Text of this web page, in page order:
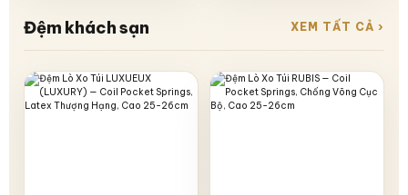
Đệm khách sạn XEM TẤT CẢ ›